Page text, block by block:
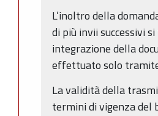
L’inoltro della
di più invii successivi
integrazione della
effettuato solo
La validità della
termini di vigenza del